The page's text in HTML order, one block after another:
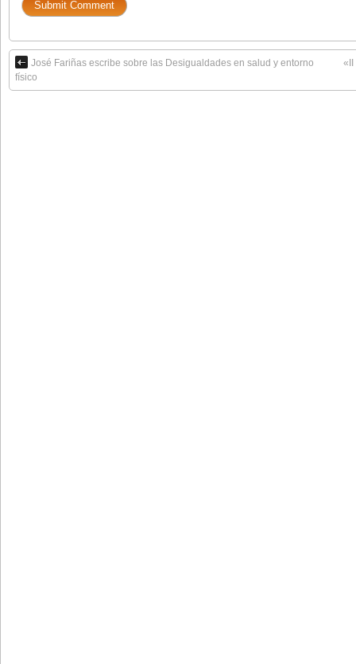
José Fariñas escribe sobre las Desigualdades en salud y entorno
físico
«II